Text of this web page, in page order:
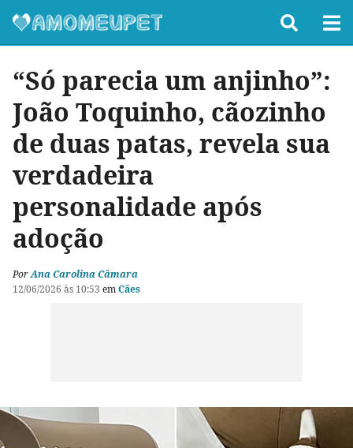
“Só parecia um anjinho”:
João Toquinho, cãozinho
de duas patas, revela sua
verdadeira
personalidade após
adoção
PorAna Carolina Câmara
12/06/2026 às 10:53 emCães